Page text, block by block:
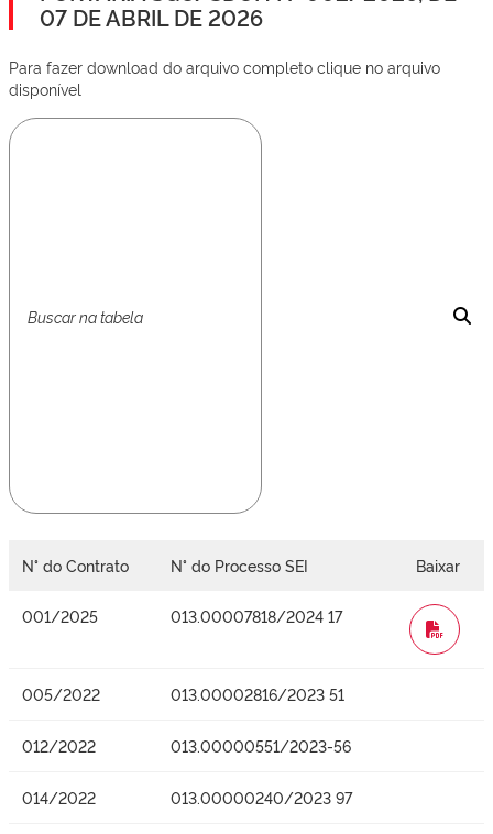
07 DE ABRIL DE 2026
Para fazer download do arquivo completo clique no arquivo
disponível
N° do Contrato N° do Processo SEI Baixar
001/2025 013.00007818/2024 17
WORD
005/2022 013.00002816/2023 51
012/2022 013.00000551/2023-56
014/2022 013.00000240/2023 97